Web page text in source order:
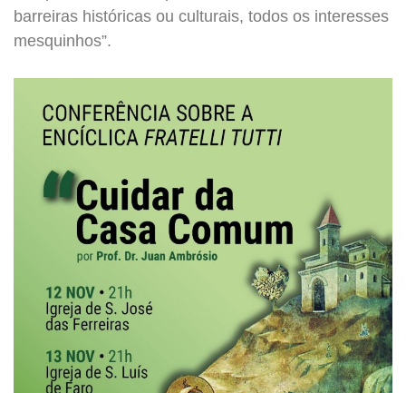
barreiras históricas ou culturais, todos os interesses
mesquinhos”.